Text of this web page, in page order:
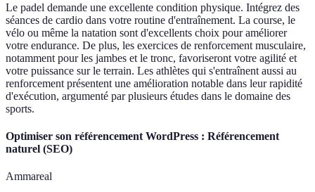
Le padel demande une excellente condition physique. Intégrez des
séances de cardio dans votre routine d'entraînement. La course, le
vélo ou même la natation sont d'excellents choix pour améliorer
votre endurance. De plus, les exercices de renforcement musculaire,
notamment pour les jambes et le tronc, favoriseront votre agilité et
votre puissance sur le terrain. Les athlètes qui s'entraînent aussi au
renforcement présentent une amélioration notable dans leur rapidité
d'exécution, argumenté par plusieurs études dans le domaine des
sports.
Optimiser son référencement WordPress : Référencement
naturel (SEO)
Ammareal